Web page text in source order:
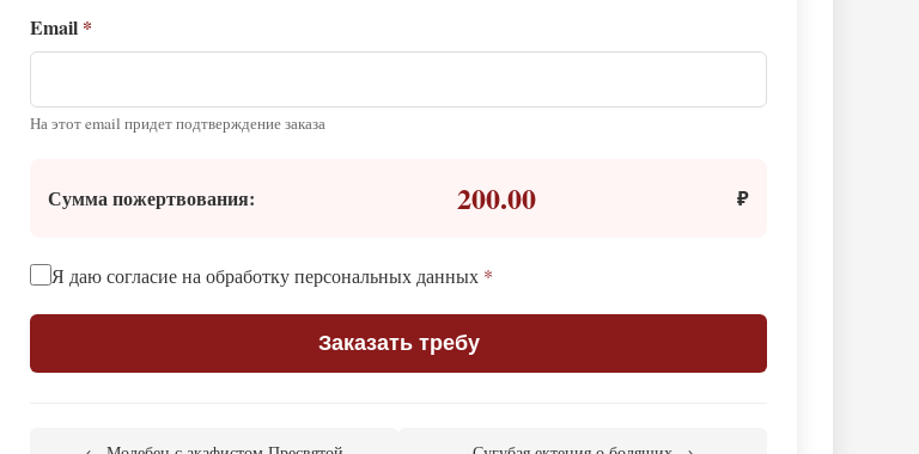
Email *
На этот email придет подтверждение заказа
Сумма пожертвования: 200.00 ₽
Я даю согласие на обработку персональных данных *
Заказать требу